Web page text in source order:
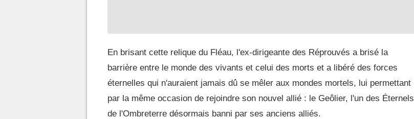
En brisant cette relique du Fléau, l'ex-dirigeante des Réprouvés a brisé la
barrière entre le monde des vivants et celui des morts et a libéré des forces
éternelles qui n'auraient jamais dû se mêler aux mondes mortels, lui permettant
par la même occasion de rejoindre son nouvel allié : le Geôlier, l'un des Éternels
de l'Ombreterre désormais banni par ses anciens alliés.